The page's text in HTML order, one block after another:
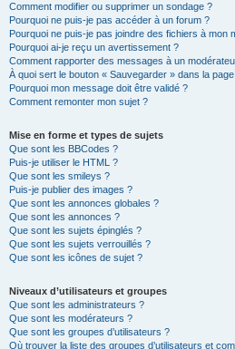
Comment modifier ou supprimer un sondage ?
Pourquoi ne puis-je pas accéder à un forum ?
Pourquoi ne puis-je pas joindre des fichiers à mon
Pourquoi ai-je reçu un avertissement ?
Comment rapporter des messages à un
À quoi sert le bouton « Sauvegarder » dans la
Pourquoi mon message doit être validé ?
Comment remonter mon sujet ?
Mise en forme et types de sujets
Que sont les BBCodes ?
Puis-je utiliser le HTML ?
Que sont les smileys ?
Puis-je publier des images ?
Que sont les annonces globales ?
Que sont les annonces ?
Que sont les sujets épinglés ?
Que sont les sujets verrouillés ?
Que sont les icônes de sujet ?
Niveaux d’utilisateurs et groupes
Que sont les administrateurs ?
Que sont les modérateurs ?
Que sont les groupes d’utilisateurs ?
Où trouver la liste des groupes d’utilisateurs et